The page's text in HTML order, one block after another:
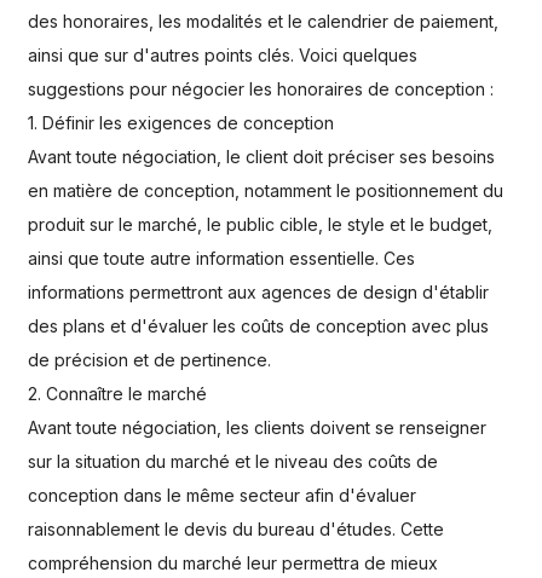
des honoraires, les modalités et le calendrier de paiement,
ainsi que sur d'autres points clés. Voici quelques
suggestions pour négocier les honoraires de conception :
1. Définir les exigences de conception
Avant toute négociation, le client doit préciser ses besoins
en matière de conception, notamment le positionnement du
produit sur le marché, le public cible, le style et le budget,
ainsi que toute autre information essentielle. Ces
informations permettront aux agences de design d'établir
des plans et d'évaluer les coûts de conception avec plus
de précision et de pertinence.
2. Connaître le marché
Avant toute négociation, les clients doivent se renseigner
sur la situation du marché et le niveau des coûts de
conception dans le même secteur afin d'évaluer
raisonnablement le devis du bureau d'études. Cette
compréhension du marché leur permettra de mieux